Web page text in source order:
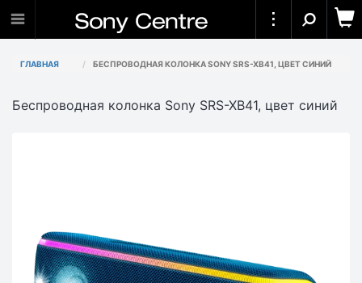
ГЛАВНАЯ БЕСПРОВОДНАЯ КОЛОНКА SONY SRS-XB41, ЦВЕТ СИНИЙ
Беспроводная колонка Sony SRS-XB41, цвет синий